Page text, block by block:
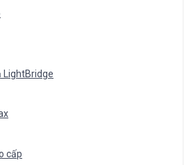
LightBridge
cấp